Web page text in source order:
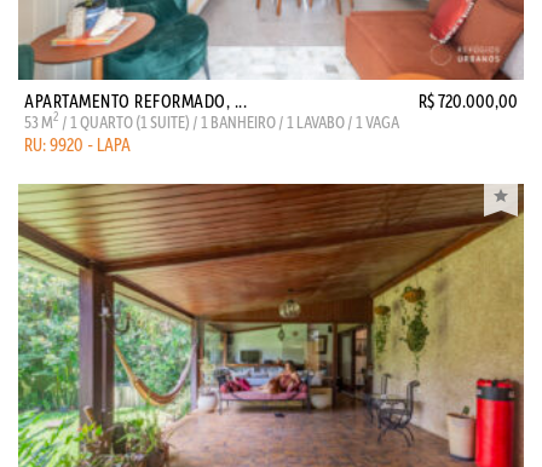
APARTAMENTO REFORMADO, ... R$ 720.000,00
53 M2 / 1 QUARTO (1 SUITE) / 1 BANHEIRO / 1 LAVABO / 1 VAGA
RU: 9920 - LAPA